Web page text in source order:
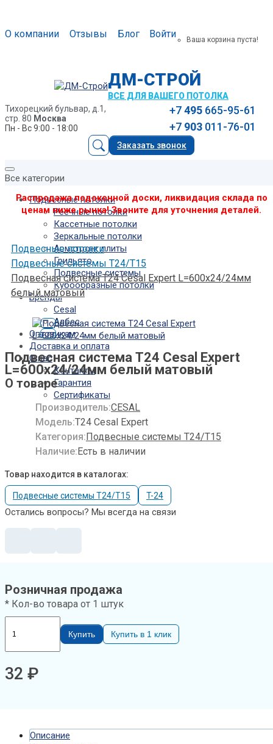
О компании Отзывы Блог Войти Ваша корзина пуста!
ДМ-СТРОЙ
ВСЕ ДЛЯ ВАШЕГО ПОТОЛКА
Тихорецкий бульвар, д.1,
стр. 80 Москва
Пн - Вс 9:00 - 18:00
+7495 665-95-61
+7 903 011-76-01
Заказать звонок
Все категории
Подвесные потолки
Реечные потолки
Кассетные потолки
Зеркальные потолки
Армстронг плиты
Грильято
Подвесные системы
Кубообразные потолки
Бренды
Cesal
Албес
Оптовикам
Доставка и оплата
О нас
Контакты
Гарантия
Сертификаты
Распродажа подоконной доски, ликвидация склада по
ценам ниже рынка! Звоните для уточнения деталей.
Подвесные потолки
Подвесные системы Т24/Т15
Подвесная система T24 Cesal Expert L=600х24/24мм
белый матовый
Подвесная
Подвесная система T24 Cesal Expert
L=600х24/24мм белый матовый
О товаре
Производитель:CESAL
Модель:T24 Cesal Expert
Категория:Подвесные системы Т24/Т15
Наличие:Есть в наличии
Товар находится в каталогах:
Подвесные системы Т24/Т15 T-24
Остались вопросы? Мы всегда на связи
Розничная продажа
* Кол-во товара от 1 штук
Купить Купить в 1 клик
32 ₽
Описание